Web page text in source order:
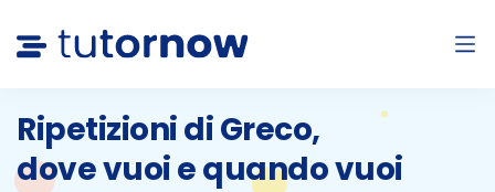
Ripetizioni di Greco,
dove vuoi e quando vuoi